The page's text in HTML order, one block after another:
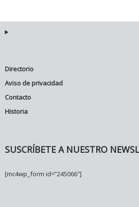
Directorio
Aviso de privacidad
Contacto
Historia
SUSCRÍBETE A NUESTRO
[mc4wp_form id=”245066″]